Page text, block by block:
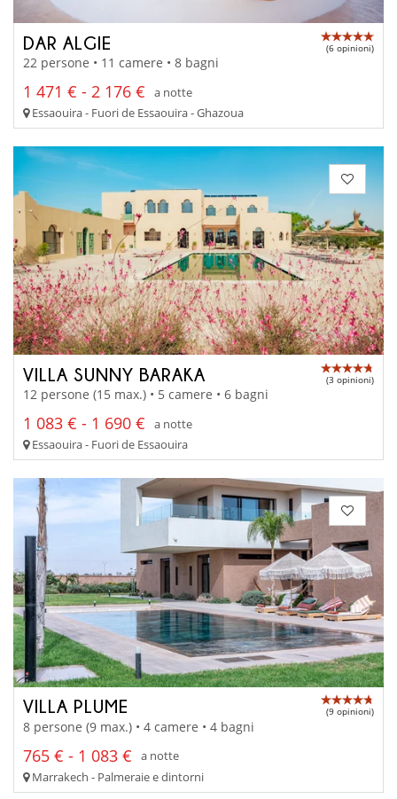
DAR ALGIE (6 opinioni)
22 persone • 11 camere • 8 bagni
1 471 € - 2 176 €
a notte
Essaouira - Fuori de Essaouira - Ghazoua
VILLA SUNNY BARAKA (3 opinioni)
12 persone (15 max.) • 5 camere • 6 bagni
1 083 € - 1 690 €
a notte
Essaouira - Fuori de Essaouira
VILLA PLUME (9 opinioni)
8 persone (9 max.) • 4 camere • 4 bagni
765 € - 1 083 €
a notte
Marrakech - Palmeraie e dintorni